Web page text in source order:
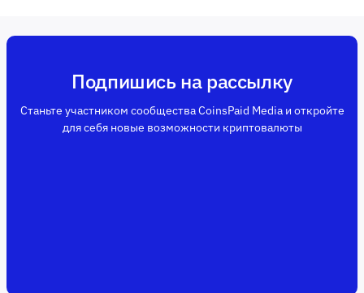
Подпишись на рассылку
Станьте участником сообщества CoinsPaid Media и откройте
для себя новые возможности криптовалюты